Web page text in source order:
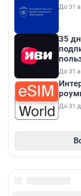
До 31
35
До 31
До 31